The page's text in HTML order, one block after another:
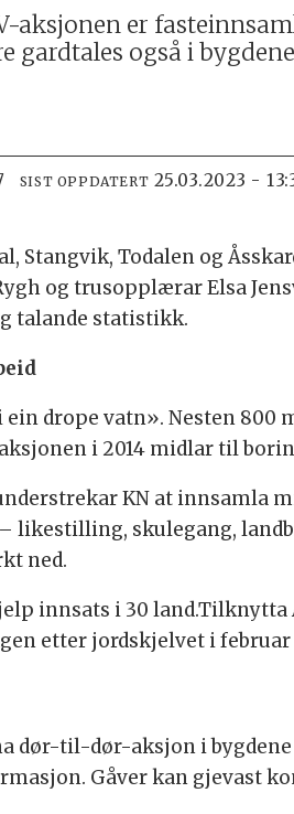
aksjonen er
også i
SIST OPPDATERT 25.03.2023 -
Stangvik, Todalen og
og trusopplærar Elsa
talande statistikk.
ein drope vatn». Nesten
i 2014 midlar til
KN at innsamla
likestilling, skulegang,
ned.
innsats i 30
etter jordskjelvet i februar
dør-til-dør-aksjon i
Gåver kan gjevast